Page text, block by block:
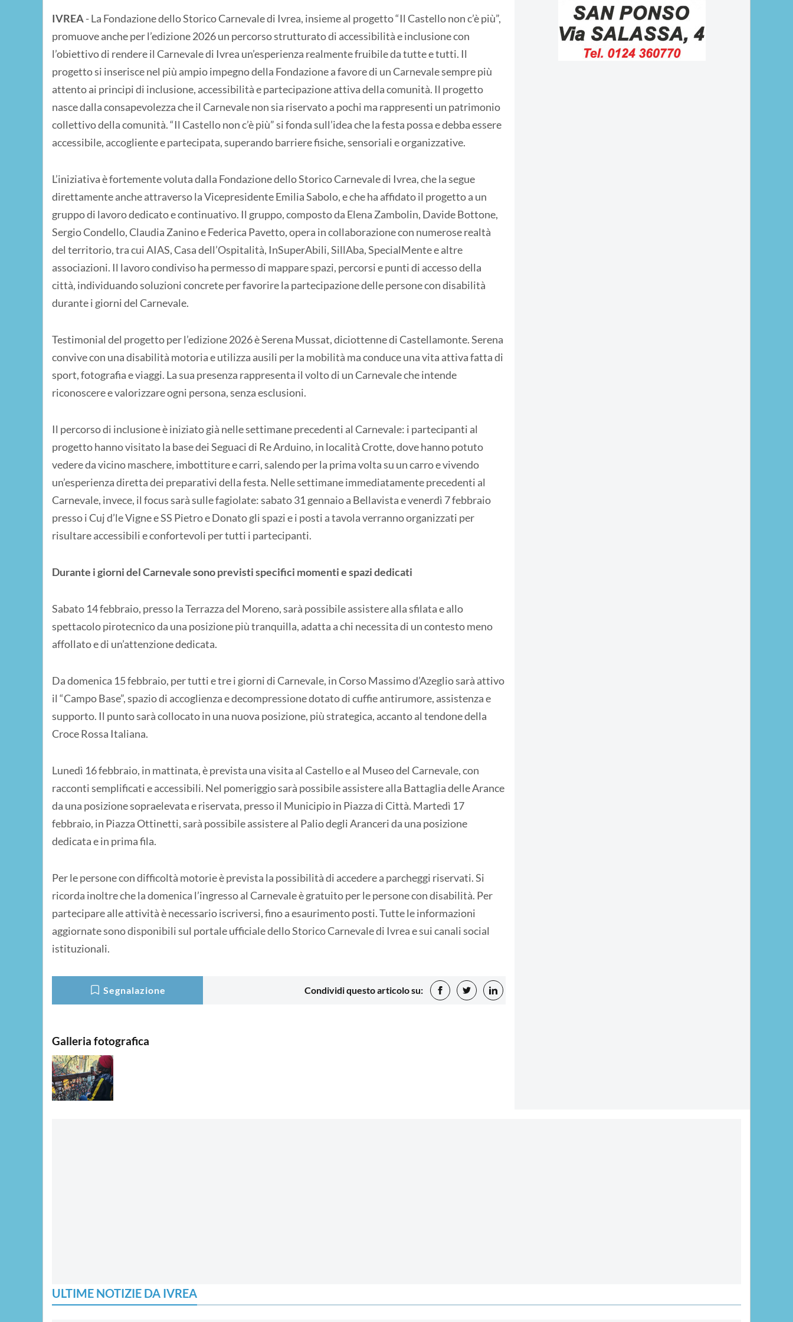
IVREA- La Fondazione dello Storico Carnevale di Ivrea, insieme al progetto “Il Castello non c’è più”,
promuove anche per l’edizione 2026 un percorso strutturato di accessibilità e inclusione con
l’obiettivo di rendere il Carnevale di Ivrea un’esperienza realmente fruibile da tutte e tutti. Il
progetto si inserisce nel più ampio impegno della Fondazione a favore di un Carnevale sempre più
attento ai principi di inclusione, accessibilità e partecipazione attiva della comunità. Il progetto
nasce dalla consapevolezza che il Carnevale non sia riservato a pochi ma rappresenti un patrimonio
collettivo della comunità. “Il Castello non c’è più” si fonda sull’idea che la festa possa e debba essere
accessibile, accogliente e partecipata, superando barriere fisiche, sensoriali e organizzative.
L’iniziativa è fortemente voluta dalla Fondazione dello Storico Carnevale di Ivrea, che la segue
direttamente anche attraverso la Vicepresidente Emilia Sabolo, e che ha affidato il progetto a un
gruppo di lavoro dedicato e continuativo. Il gruppo, composto da Elena Zambolin, Davide Bottone,
Sergio Condello, Claudia Zanino e Federica Pavetto, opera in collaborazione con numerose realtà
del territorio, tra cui AIAS, Casa dell’Ospitalità, InSuperAbili, SillAba, SpecialMente e altre
associazioni. Il lavoro condiviso ha permesso di mappare spazi, percorsi e punti di accesso della
città, individuando soluzioni concrete per favorire la partecipazione delle persone con disabilità
durante i giorni del Carnevale.
Testimonial del progetto per l’edizione 2026 è Serena Mussat, diciottenne di Castellamonte. Serena
convive con una disabilità motoria e utilizza ausili per la mobilità ma conduce una vita attiva fatta di
sport, fotografia e viaggi. La sua presenza rappresenta il volto di un Carnevale che intende
riconoscere e valorizzare ogni persona, senza esclusioni.
Il percorso di inclusione è iniziato già nelle settimane precedenti al Carnevale: i partecipanti al
progetto hanno visitato la base dei Seguaci di Re Arduino, in località Crotte, dove hanno potuto
vedere da vicino maschere, imbottiture e carri, salendo per la prima volta su un carro e vivendo
un’esperienza diretta dei preparativi della festa. Nelle settimane immediatamente precedenti al
Carnevale, invece, il focus sarà sulle fagiolate: sabato 31 gennaio a Bellavista e venerdì 7 febbraio
presso i Cuj d’le Vigne e SS Pietro e Donato gli spazi e i posti a tavola verranno organizzati per
risultare accessibili e confortevoli per tutti i partecipanti.
Durante i giorni del Carnevale sono previsti specifici momenti e spazi dedicati
Sabato 14 febbraio, presso la Terrazza del Moreno, sarà possibile assistere alla sfilata e allo
spettacolo pirotecnico da una posizione più tranquilla, adatta a chi necessita di un contesto meno
affollato e di un’attenzione dedicata.
Da domenica 15 febbraio, per tutti e tre i giorni di Carnevale, in Corso Massimo d’Azeglio sarà attivo
il “Campo Base”, spazio di accoglienza e decompressione dotato di cuffie antirumore, assistenza e
supporto. Il punto sarà collocato in una nuova posizione, più strategica, accanto al tendone della
Croce Rossa Italiana.
Lunedì 16 febbraio, in mattinata, è prevista una visita al Castello e al Museo del Carnevale, con
racconti semplificati e accessibili. Nel pomeriggio sarà possibile assistere alla Battaglia delle Arance
da una posizione sopraelevata e riservata, presso il Municipio in Piazza di Città. Martedì 17
febbraio, in Piazza Ottinetti, sarà possibile assistere al Palio degli Aranceri da una posizione
dedicata e in prima fila.
Per le persone con difficoltà motorie è prevista la possibilità di accedere a parcheggi riservati. Si
ricorda inoltre che la domenica l’ingresso al Carnevale è gratuito per le persone con disabilità. Per
partecipare alle attività è necessario iscriversi, fino a esaurimento posti. Tutte le informazioni
aggiornate sono disponibili sul portale ufficiale dello Storico Carnevale di Ivrea e sui canali social
istituzionali.
Segnalazione Condividi questo articolo su:
Galleria fotografica
ULTIME NOTIZIE DA IVREA